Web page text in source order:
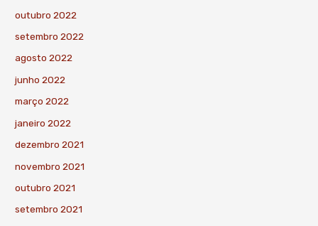
outubro 2022
setembro 2022
agosto 2022
junho 2022
março 2022
janeiro 2022
dezembro 2021
novembro 2021
outubro 2021
setembro 2021